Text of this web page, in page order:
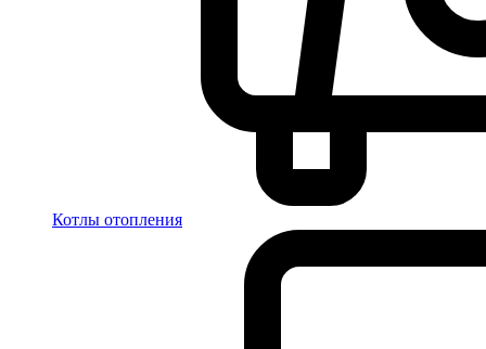
Котлы отопления